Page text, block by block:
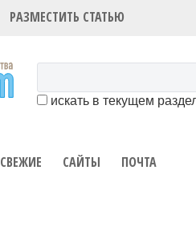
РАЗМЕСТИТЬ СТАТЬЮ
искать в текущем
СВЕЖИЕ САЙТЫ ПОЧТА